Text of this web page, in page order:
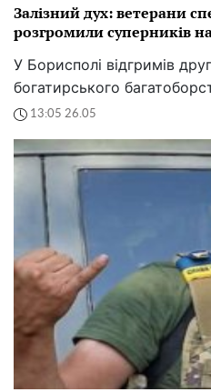
Залізний дух: ветерани
розгромили суперників
У Борисполі відгримів
богатирського
13:05 26.05